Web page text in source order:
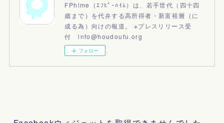
FPhime（ｴﾌﾋﾟｰﾊｲﾑ）は、若手世代（四十四
歳まで）を代弁する高所得者・新富裕層（に
成る為）向けの報道。 ※プレスリリース受
付 info@houdoufu.org
フォロー